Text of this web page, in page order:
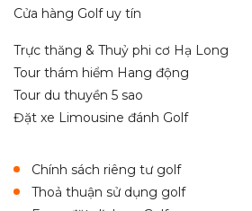
Cửa hàng Golf uy tín
Trực thăng & Thuỷ phi cơ Hạ Long
Tour thám hiểm Hang động
Tour du thuyền 5 sao
Đặt xe Limousine đánh Golf
Chính sách riêng tư golf
Thoả thuận sử dụng golf